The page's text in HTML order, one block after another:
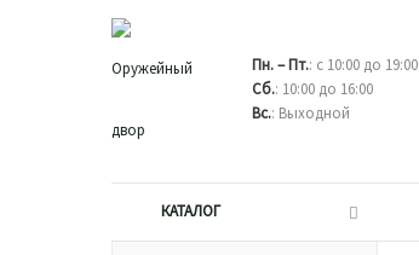
Пн. – Пт.: с 10:00 до 19:00
Сб.: 10:00 до 16:00
Вс.: Выходной
КАТАЛОГ